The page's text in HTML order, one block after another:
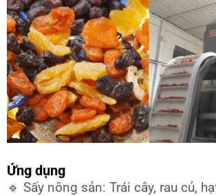
Ứng dụng
🔹 Sấy nông sản: Trái cây, rau củ,